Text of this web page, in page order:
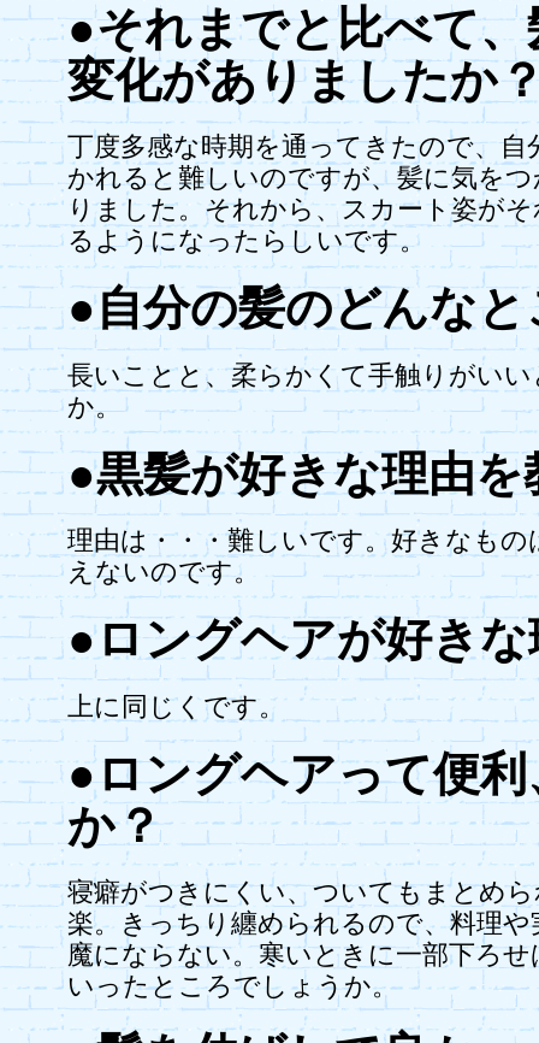
●それまでと比べて
変化がありましたか
丁度多感な時期を通ってきたので、自
かれると難しいのですが、髪に気を
りました。それから、スカート姿が
るようになったらしいです。
●自分の髪のどんな
長いことと、柔らかくて手触りがい
か。
●黒髪が好きな理由
理由は・・・難しいです。好きなも
えないのです。
●ロングヘアが好き
上に同じくです。
●ロングヘアって便
か？
寝癖がつきにくい、ついてもまとめ
楽。きっちり纏められるので、料理
魔にならない。寒いときに一部下ろ
いったところでしょうか。